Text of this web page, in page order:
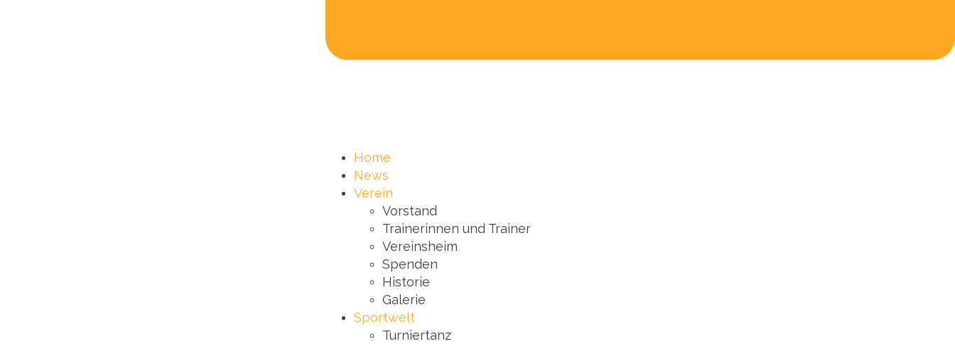
Home
News
Verein
Vorstand
Trainerinnen und Trainer
Vereinsheim
Spenden
Historie
Galerie
Sportwelt
Turniertanz